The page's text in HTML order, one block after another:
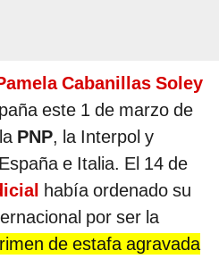
Cabanillas Soley
este 1 de marzo de
PNP, la Interpol y
e Italia. El 14 de
había ordenado su
por ser la
de estafa agravada